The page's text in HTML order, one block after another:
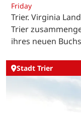
Friday
Trier. Virginia
Trier
ihres neuen
Stadt Trier